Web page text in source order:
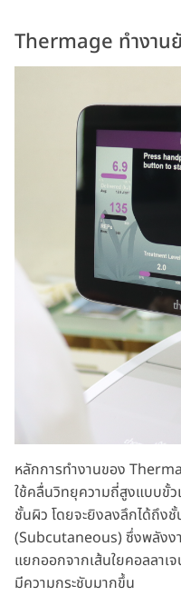
Thermage ทำงาน
หลักการทำงานของ
ใช้คลื่นวิทยุความถี่สูงแบบขั้
ชั้นผิว โดยจะยิงลงลึกได้ถึง
(Subcutaneous) ซึ่งพลังง
แยกออกจากเส้นใยคอลลาเ
มีความกระชับมากขึ้น